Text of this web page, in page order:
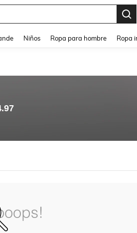
Niños Ropa para hombre Ropa